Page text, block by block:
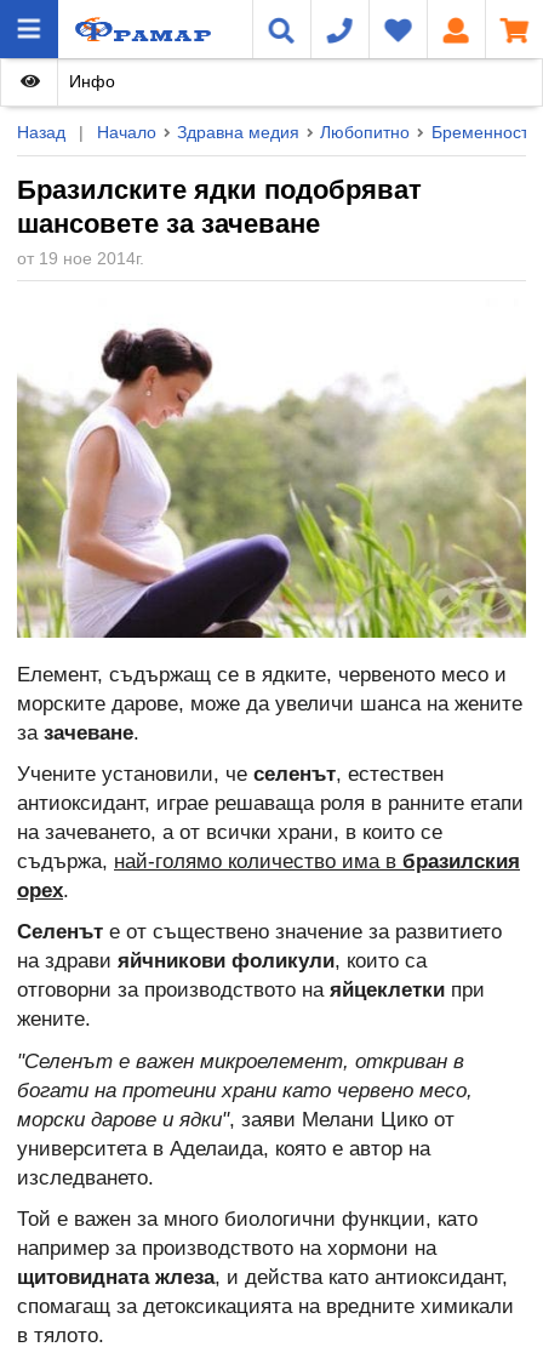
Назад | Начало Здравна медия Любопитно Бременност
Бразилските ядки подобряват
шансовете за зачеване
от 19 ное 2014г.
Инфо
Елемент, съдържащ се в ядките, червеното месо и
морските дарове, може да увеличи шанса на жените
за зачеване.
Учените установили, че селенът, естествен
антиоксидант, играе решаваща роля в ранните етапи
на зачеването, а от всички храни, в които се
съдържа, най-голямо количество има в бразилския
орех.
Селенът е от съществено значение за развитието
на здрави яйчникови фоликули, които са
отговорни за производството на яйцеклетки при
жените.
"Селенът е важен микроелемент, откриван в
богати на протеини храни като червено месо,
морски дарове и ядки", заяви Мелани Цико от
университета в Аделаида, която е автор на
изследването.
Той е важен за много биологични функции, като
например за производството на хормони на
щитовидната жлеза, и действа като антиоксидант,
спомагащ за детоксикацията на вредните химикали
в тялото.